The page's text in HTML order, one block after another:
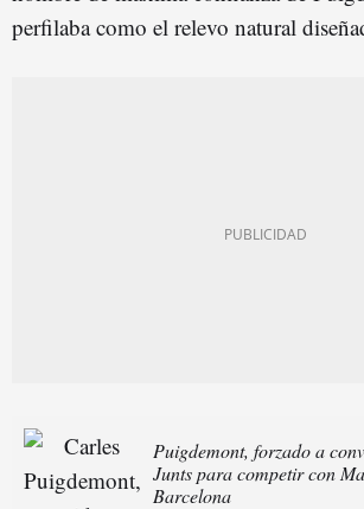
perfilaba como el relevo natural
Puigdemont, forzado a
Junts para competir con
Barcelona